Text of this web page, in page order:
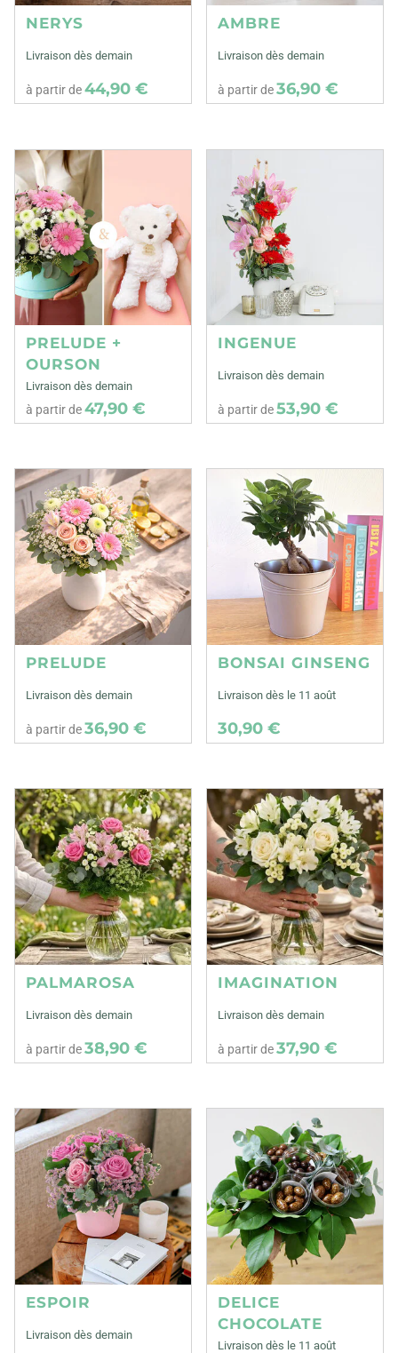
NERYS
Livraison dès demain
à partir de44,90 €
AMBRE
Livraison dès demain
à partir de36,90 €
PRELUDE +
OURSON
Livraison dès demain
à partir de47,90 €
INGENUE
Livraison dès demain
à partir de53,90 €
PRELUDE
Livraison dès demain
à partir de36,90 €
BONSAI GINSENG
Livraison dès le 11 août
30,90 €
PALMAROSA
Livraison dès demain
à partir de38,90 €
IMAGINATION
Livraison dès demain
à partir de37,90 €
ESPOIR
Livraison dès demain
DELICE
CHOCOLATE
Livraison dès le 11 août